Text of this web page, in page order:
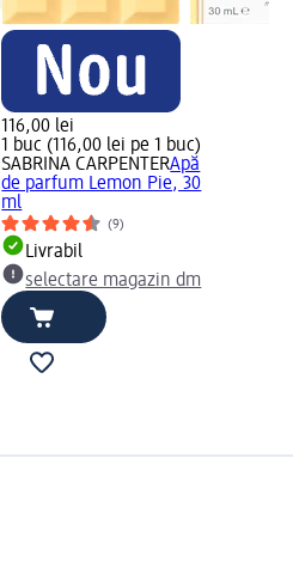
116,00 lei
1 buc (116,00 lei pe 1 buc)
SABRINA CARPENTERApă
de parfum Lemon Pie, 30
ml
(9)
Livrabil
selectare magazin dm